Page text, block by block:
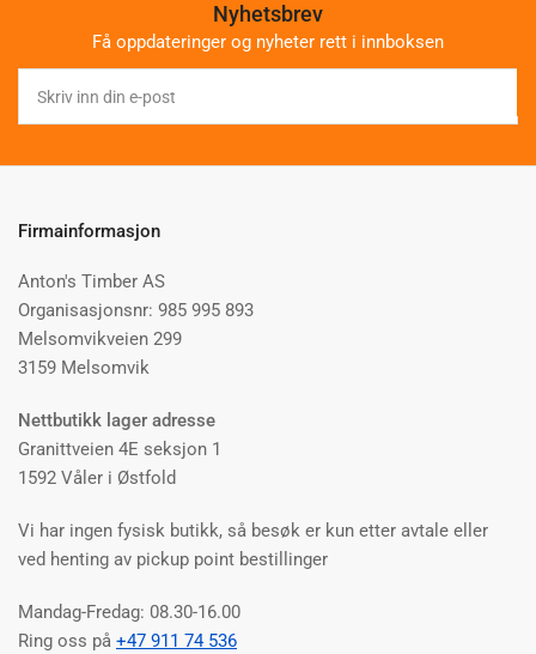
Nyhetsbrev
Få oppdateringer og nyheter rett i innboksen
inn
din
post
Firmainformasjon
Anton's Timber AS
Organisasjonsnr: 985 995 893
Melsomvikveien 299
3159 Melsomvik
Nettbutikk lager adresse
Granittveien 4E seksjon 1
1592 Våler i Østfold
Vi har ingen fysisk butikk, så besøk er kun etter avtale eller
ved henting av pickup point bestillinger
Mandag-Fredag: 08.30-16.00
Ring oss på +47 911 74 536